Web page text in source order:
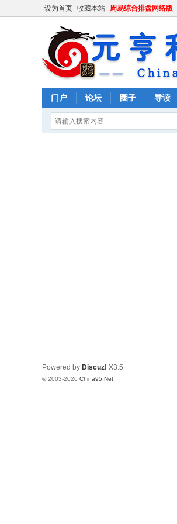
设为首页 收藏本站 周易综合排盘网络版
门户 论坛 圈子 导读
Powered by Discuz! X3.5
© 2003-2026 China95.Net